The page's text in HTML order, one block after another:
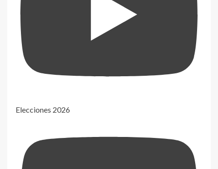
Elecciones 2026